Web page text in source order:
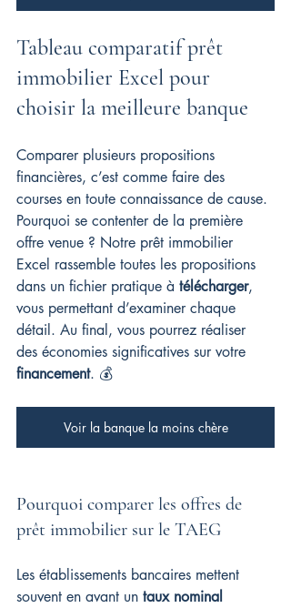
Tableau comparatif prêt
immobilier Excel pour
choisir la meilleure banque
Comparer plusieurs propositions
financières, c’est comme faire des
courses en toute connaissance de cause.
Pourquoi se contenter de la première
offre venue ? Notre prêt immobilier
Excel rassemble toutes les propositions
dans un fichier pratique à télécharger,
vous permettant d’examiner chaque
détail. Au final, vous pourrez réaliser
des économies significatives sur votre
financement. 💰
Voir la banque la moins chère
Pourquoi comparer les offres de
prêt immobilier sur le TAEG
Les établissements bancaires mettent
souvent en avant un taux nominal